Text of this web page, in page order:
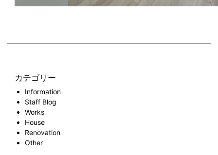
カテゴリー
Information
Staff Blog
Works
House
Renovation
Other